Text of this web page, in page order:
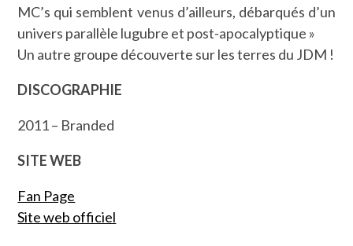
MC’s qui semblent venus d’ailleurs, débarqués d’un
univers parallèle lugubre et post-apocalyptique »
Un autre groupe découverte sur les terres du JDM !
DISCOGRAPHIE
2011 – Branded
SITE WEB
Fan Page
Site web officiel